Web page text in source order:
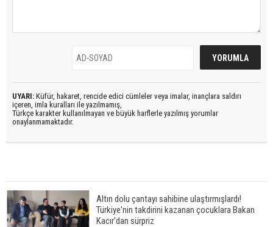
UYARI: Küfür, hakaret, rencide edici cümleler veya imalar, inançlara saldırı
içeren, imla kuralları ile yazılmamış,
Türkçe karakter kullanılmayan ve büyük harflerle yazılmış yorumlar
onaylanmamaktadır.
Altın dolu çantayı sahibine ulaştırmışlardı!
Türkiye'nin takdirini kazanan çocuklara Bakan
Kacır'dan sürpriz